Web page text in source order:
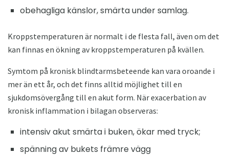
obehagliga känslor, smärta under samlag.
Kroppstemperaturen är normalt i de flesta fall, även om det
kan finnas en ökning av kroppstemperaturen på kvällen.
Symtom på kronisk blindtarmsbeteende kan vara oroande i
mer än ett år, och det finns alltid möjlighet till en
sjukdomsövergång till en akut form. När exacerbation av
kronisk inflammation i bilagan observeras:
intensiv akut smärta i buken, ökar med tryck;
spänning av bukets främre vägg